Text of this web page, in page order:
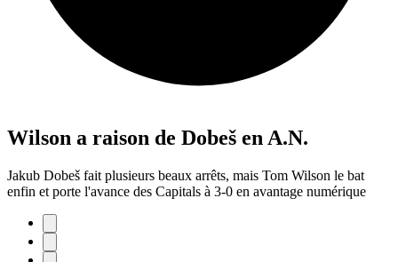
Wilson a raison de Dobeš en A.N.
Jakub Dobeš fait plusieurs beaux arrêts, mais Tom Wilson le bat
enfin et porte l'avance des Capitals à 3-0 en avantage numérique